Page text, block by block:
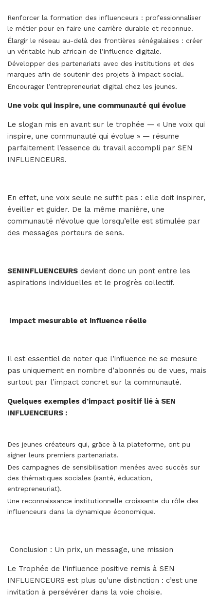
Renforcer la formation des influenceurs : professionnaliser
le métier pour en faire une carrière durable et reconnue.
Élargir le réseau au-delà des frontières sénégalaises : créer
un véritable hub africain de l’influence digitale.
Développer des partenariats avec des institutions et des
marques afin de soutenir des projets à impact social.
Encourager l’entrepreneuriat digital chez les jeunes.
Une voix qui inspire, une communauté qui évolue
Le slogan mis en avant sur le trophée — « Une voix qui
inspire, une communauté qui évolue » — résume
parfaitement l’essence du travail accompli par SEN
INFLUENCEURS.
En effet, une voix seule ne suffit pas : elle doit inspirer,
éveiller et guider. De la même manière, une
communauté n’évolue que lorsqu’elle est stimulée par
des messages porteurs de sens.
SENINFLUENCEURS devient donc un pont entre les
aspirations individuelles et le progrès collectif.
Impact mesurable et influence réelle
Il est essentiel de noter que l’influence ne se mesure
pas uniquement en nombre d’abonnés ou de vues, mais
surtout par l’impact concret sur la communauté.
Quelques exemples d’impact positif lié à SEN
INFLUENCEURS :
Des jeunes créateurs qui, grâce à la plateforme, ont pu
signer leurs premiers partenariats.
Des campagnes de sensibilisation menées avec succès sur
des thématiques sociales (santé, éducation,
entrepreneuriat).
Une reconnaissance institutionnelle croissante du rôle des
influenceurs dans la dynamique économique.
Conclusion : Un prix, un message, une mission
Le Trophée de l’influence positive remis à SEN
INFLUENCEURS est plus qu’une distinction : c’est une
invitation à persévérer dans la voie choisie.